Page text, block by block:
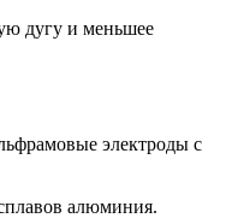
дугу и меньшее
электроды с
алюминия.